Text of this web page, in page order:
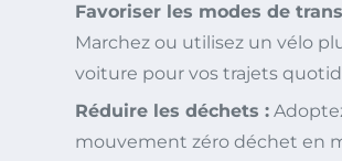
Favoriser les modes de
Marchez ou utilisez un vélo
voiture pour vos trajets
Réduire les déchets :
mouvement zéro déchet en